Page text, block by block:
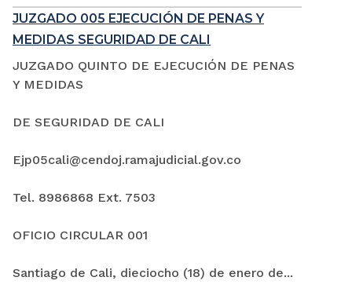
JUZGADO 005 EJECUCIÓN DE PENAS Y
MEDIDAS SEGURIDAD DE CALI
JUZGADO QUINTO DE EJECUCIÓN DE PENAS
Y MEDIDAS
DE SEGURIDAD DE CALI
Ejp05cali@cendoj.ramajudicial.gov.co
Tel. 8986868 Ext. 7503
OFICIO CIRCULAR 001
Santiago de Cali, dieciocho (18) de enero de...